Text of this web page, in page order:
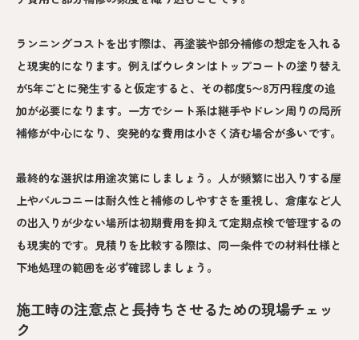
ランニングコストを出す際は、再塗装や部分補修の想定を入れる
と現実的になります。例えばウレタンはトップコートの塗り替え
が5年ごとに発生すると仮定すると、その都度5〜8万円程度の追
加が必要になります。一方でシート系は継手やドレン周りの局所
補修が中心になり、突発的な費用は小さく済む場合が多いです。
最終的な選択は用途次第にしましょう。人が頻繁に出入りする屋
上やバルコニーは耐久性と補修のしやすさを重視し、倉庫など人
の出入りが少ない場所は初期費用を抑えて定期点検で管理するの
も現実的です。見積りを比較する際は、同一条件での材料仕様と
下地処理の範囲を必ず確認しましょう。
施工時の注意点と長持ちさせるための現場チェッ
ク